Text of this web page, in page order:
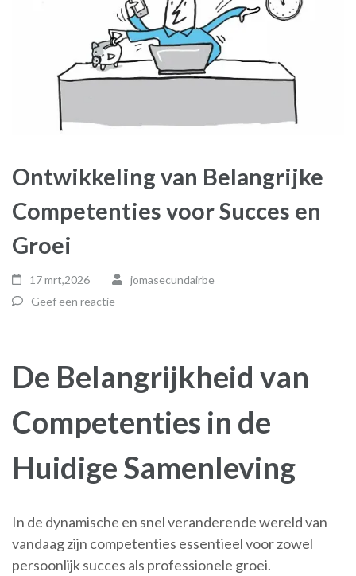
Ontwikkeling van Belangrijke
Competenties voor Succes en
Groei
17 mrt,2026
jomasecundairbe
Geef een reactie
De Belangrijkheid van
Competenties in de
Huidige Samenleving
In de dynamische en snel veranderende wereld van
vandaag zijn competenties essentieel voor zowel
persoonlijk succes als professionele groei.